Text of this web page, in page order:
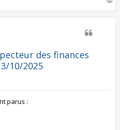
u
des finances
10/2025
parus :